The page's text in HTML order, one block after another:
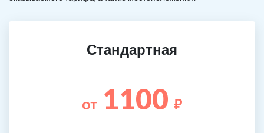
Стандартная
от 1100 ₽